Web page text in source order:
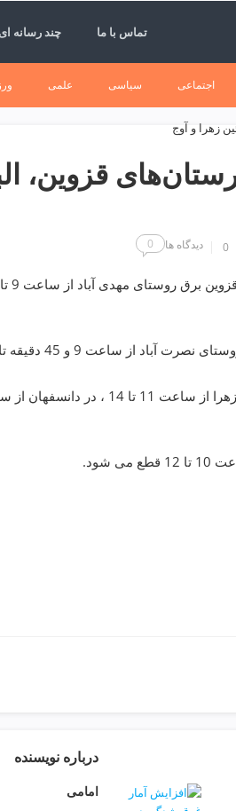
چند رسانه ای تماس با ما
علمی سیاسی اجتماعی
قزوین،
0 دیدگاه ها 0
و 45 دقیقه تا 11 و 45 دقیقه قطع می شود.
شود.
درباره نویسنده
امامی